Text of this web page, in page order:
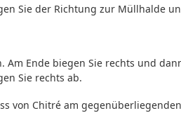
Sie der Richtung zur Müllhalde
Am Ende biegen Sie rechts und
Sie rechts ab.
von Chitré am